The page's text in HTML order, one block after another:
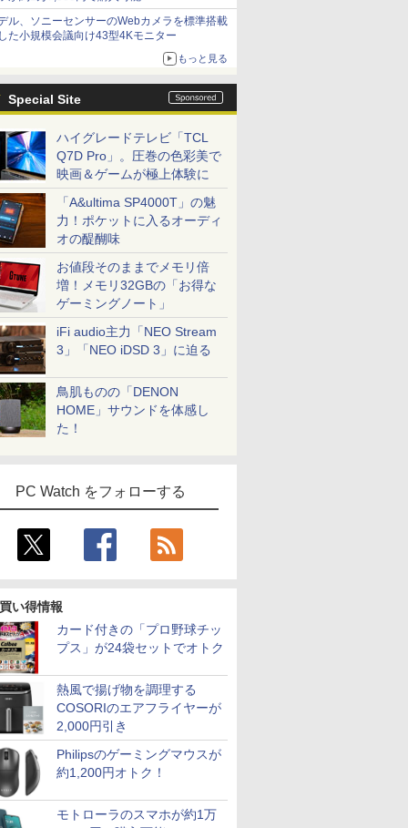
ル、ソニーセンサーのWebカメラを標準搭載
た小規模会議向け43型4Kモニター
もっと見る
Special Site
ハイグレードテレビ「TCL
Q7D Pro」。圧巻の色彩美で
映画＆ゲームが極上体験に
「A&ultima SP4000T」の魅
力！ポケットに入るオーディ
オの醍醐味
お値段そのままでメモリ倍
増！メモリ32GBの「お得な
ゲーミングノート」
iFi audio主力「NEO Stream
3」「NEO iDSD 3」に迫る
鳥肌ものの「DENON
HOME」サウンドを体感し
た！
PC Watch をフォローする
い得情報
カード付きの「プロ野球チッ
プス」が24袋セットでオトク
熱風で揚げ物を調理する
COSORIのエアフライヤーが
2,000円引き
Philipsのゲーミングマウスが
約1,200円オトク！
モトローラのスマホが約1万